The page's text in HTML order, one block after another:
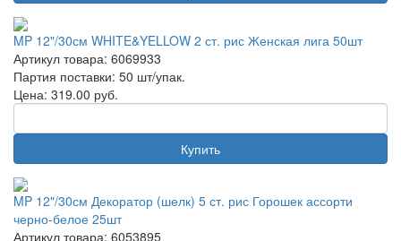
MP 12"/30см WHITE&YELLOW 2 ст. рис Женская лига 50шт
Артикул товара: 6069933
Партия поставки: 50 шт/упак.
Цена: 319.00 руб.
Купить
MP 12"/30см Декоратор (шелк) 5 ст. рис Горошек ассорти
черно-белое 25шт
Артикул товара: 6053895